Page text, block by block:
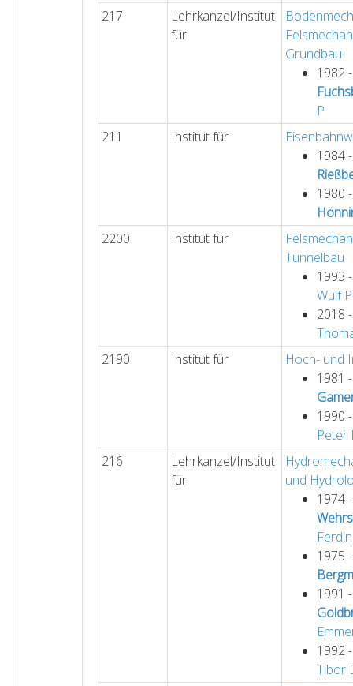
217
Lehrkanzel/Institut
für
Grundbau
1982
P
211
Institut für
1984
1980
2200
Institut für
Tunnelbau
1993
Wulf P
2018
2190
Institut für
Hoch- und
1981
1990
Peter
216
Lehrkanzel/Institut
für
und
1974
1975
1991
1992
Tibor